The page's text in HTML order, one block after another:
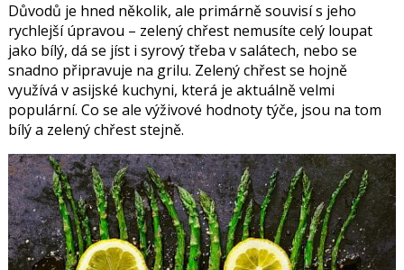
Důvodů je hned několik, ale primárně souvisí s jeho
rychlejší úpravou – zelený chřest nemusíte celý loupat
jako bílý, dá se jíst i syrový třeba v salátech, nebo se
snadno připravuje na grilu. Zelený chřest se hojně
využívá v asijské kuchyni, která je aktuálně velmi
populární. Co se ale výživové hodnoty týče, jsou na tom
bílý a zelený chřest stejně.